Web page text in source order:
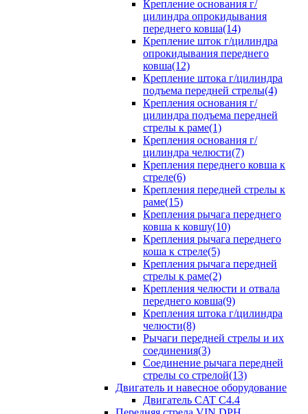
Крепление основания г/
цилиндра опрокидывания
переднего ковша(14)
Крепление шток г/цилиндра
опрокидывания переднего
ковша(12)
Крепление штока г/цилиндра
подъема передней стрелы(4)
Крепления основания г/
цилиндра подъема передней
стрелы к раме(1)
Крепления основания г/
цилиндра челюсти(7)
Крепления переднего ковша к
стреле(6)
Крепления передней стрелы к
раме(15)
Крепления рычага переднего
ковша к ковшу(10)
Крепления рычага переднего
коша к стреле(5)
Крепления рычага передней
стрелы к раме(2)
Крепления челюсти и отвала
переднего ковша(9)
Крепления штока г/цилиндра
челюсти(8)
Рычаги передней стрелы и их
соединения(3)
Соединение рычага передней
стрелы со стрелой(13)
Двигатель и навесное оборудование
Двигатель CAT C4.4